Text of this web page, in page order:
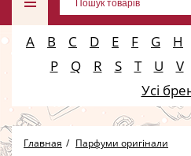
A B C D E F G H
P
Q R S T U V
Усі
Главная
Парфуми оригінали